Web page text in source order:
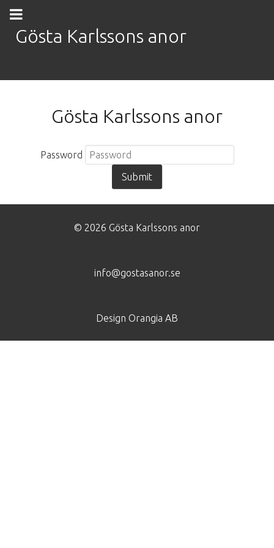
Gösta Karlssons anor
Gösta Karlssons anor
Password
© 2026 Gösta Karlssons anor
info@gostasanor.se
Design Orangia AB